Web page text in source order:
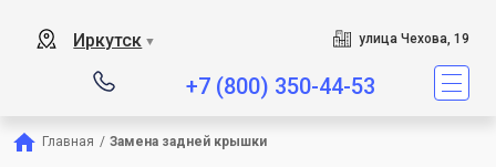
Иркутск ▼ улица Чехова, 19
+7 (800) 350-44-53
Главная / Замена задней крышки